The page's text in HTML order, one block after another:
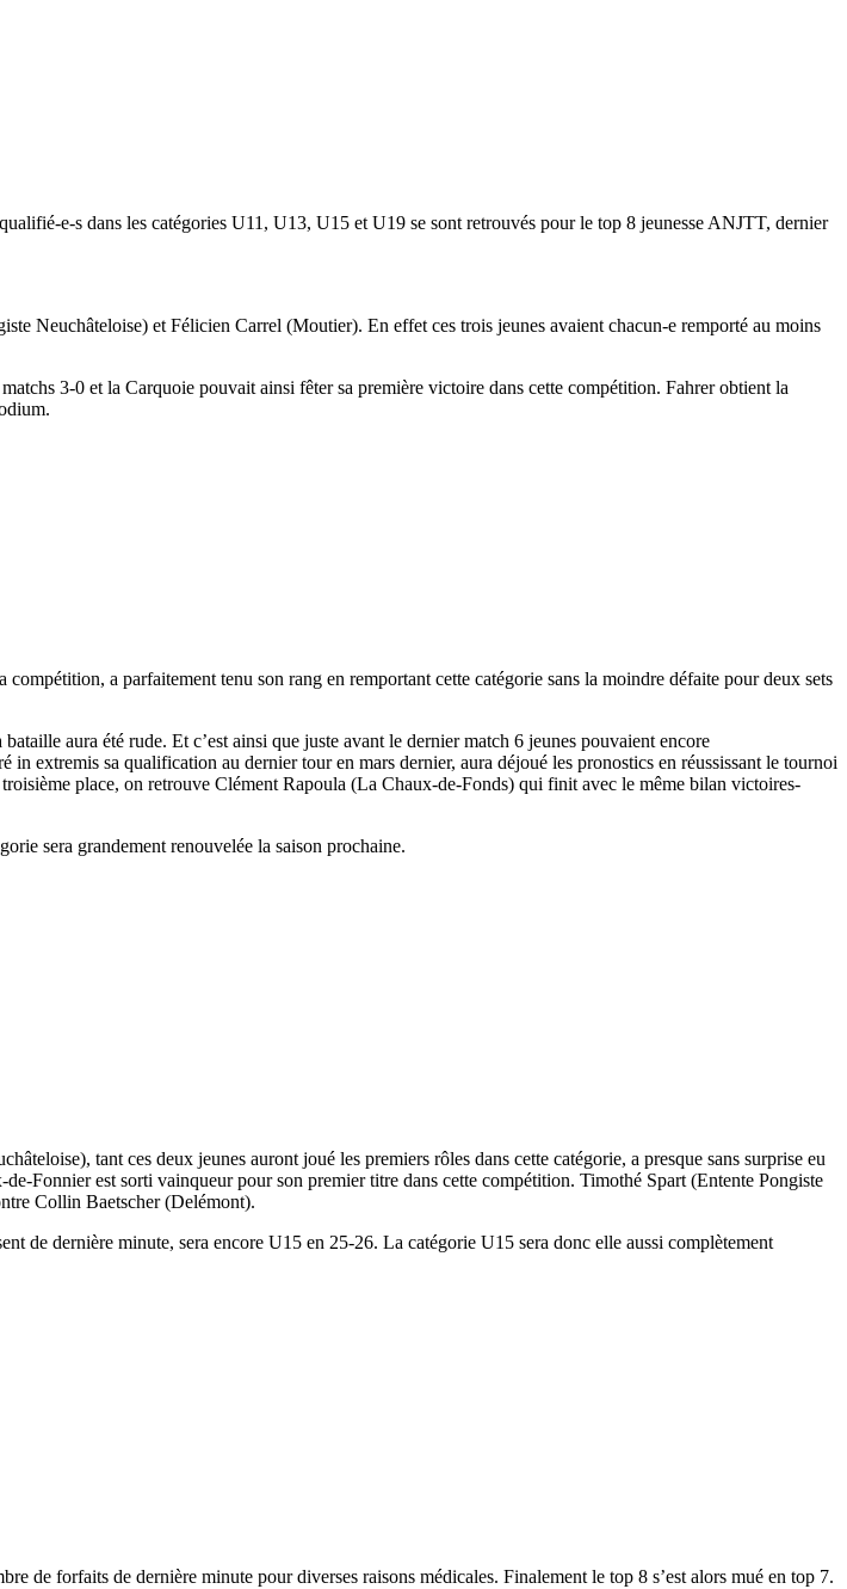
e-s dans les catégories U11, U13, U15 et U19 se sont retrouvés pour le top 8 jeunesse ANJTT, dernier
Neuchâteloise) et Félicien Carrel (Moutier). En effet ces trois jeunes avaient chacun-e remporté au moins
3-0 et la Carquoie pouvait ainsi fêter sa première victoire dans cette compétition. Fahrer obtient la
a parfaitement tenu son rang en remportant cette catégorie sans la moindre défaite pour deux sets
aura été rude. Et c’est ainsi que juste avant le dernier match 6 jeunes pouvaient encore
extremis sa qualification au dernier tour en mars dernier, aura déjoué les pronostics en réussissant le tournoi
place, on retrouve Clément Rapoula (La Chaux-de-Fonds) qui finit avec le même bilan victoires-
sera grandement renouvelée la saison prochaine.
tant ces deux jeunes auront joué les premiers rôles dans cette catégorie, a presque sans surprise eu
Fonnier est sorti vainqueur pour son premier titre dans cette compétition. Timothé Spart (Entente Pongiste
Collin Baetscher (Delémont).
de dernière minute, sera encore U15 en 25-26. La catégorie U15 sera donc elle aussi complètement
de forfaits de dernière minute pour diverses raisons médicales. Finalement le top 8 s’est alors mué en top 7.